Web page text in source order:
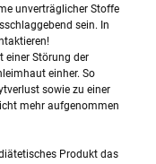
unverträglicher Stoffe
sein. In
einer Störung der
einher. So
sowie zu einer
mehr aufgenommen
Produkt das